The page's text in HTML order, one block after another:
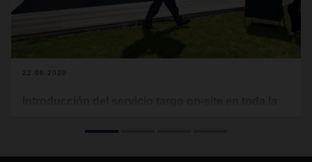
22.06.2020
se ha producido un importante cambio en los canales de